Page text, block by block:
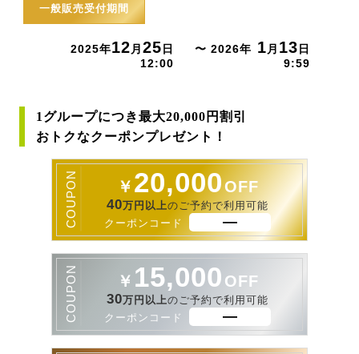
一般販売受付期間
2025年12 月 25 日
12:00
〜 2026年 1 月 13 日
9:59
1グループにつき最大20,000円割引
おトクなクーポンプレゼント！
￥ 20,000OFF
40万円以上のご予約で利用可能
COUPON クーポンコード
￥ 15,000 OFF
30万円以上のご予約で利用可能
COUPON クーポンコード